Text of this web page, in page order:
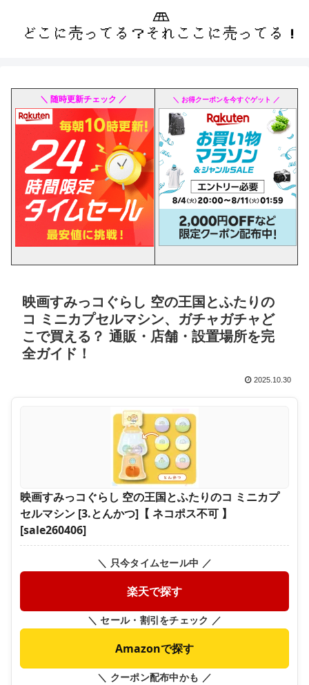
＼ 随時更新チェック ／ ＼ お得クーポンを今すぐゲット ／
映画すみっコぐらし 空の王国とふたりの
コ ミニカプセルマシン、ガチャガチャど
こで買える？ 通販・店舗・設置場所を完
全ガイド！
2025.10.30
映画すみっコぐらし 空の王国とふたりのコ ミニカプ
セルマシン [3.とんかつ]【 ネコポス不可 】
[sale260406]
＼ 只今タイムセール中 ／
楽天で探す
＼ セール・割引をチェック ／
Amazonで探す
＼ クーポン配布中かも ／